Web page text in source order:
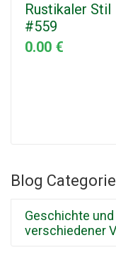
Rustikaler Stil
#559
0.00 €
Blog
Geschichte
verschiedener